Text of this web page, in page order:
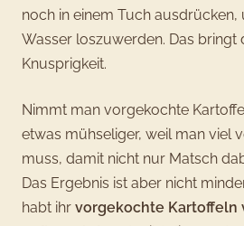
noch in einem Tuch
Wasser loszuwerden. Das bringt
Knusprigkeit.
Nimmt man vorgekochte
etwas mühseliger, weil man viel
muss, damit nicht nur Matsch
Das Ergebnis ist aber nicht
habt ihr vorgekochte Kartoffeln